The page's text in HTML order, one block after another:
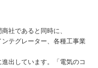
社であると同時に、
テグレーター、各種工事業
出しています。「電気のコ